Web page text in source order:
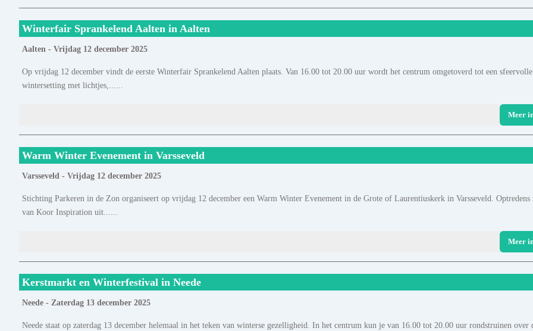
Winterfair Sprankelend Aalten in Aalten
Aalten - Vrijdag 12 december 2025
Op vrijdag 12 december vindt de eerste Winterfair Sprankelend Aalten plaats. Van 16.00 tot 20.00 uur wordt het centrum omgetoverd tot een sfeervolle
wintersetting met lichtjes,......
Meer
Warm Winter Evenement in Varsseveld
Varsseveld - Vrijdag 12 december 2025
Stichting Parkeren in de Zon organiseert op vrijdag 12 december een Warm Winter Evenement in de Grote of Laurentiuskerk in Varsseveld. Optredens
van Koor Inspiration uit......
Meer
Kerstmarkt en Winterfestival in Neede
Neede - Zaterdag 13 december 2025
Neede staat op zaterdag 13 december helemaal in het teken van winterse gezelligheid. In het centrum kun je van 16.00 tot 20.00 uur rondstruinen over